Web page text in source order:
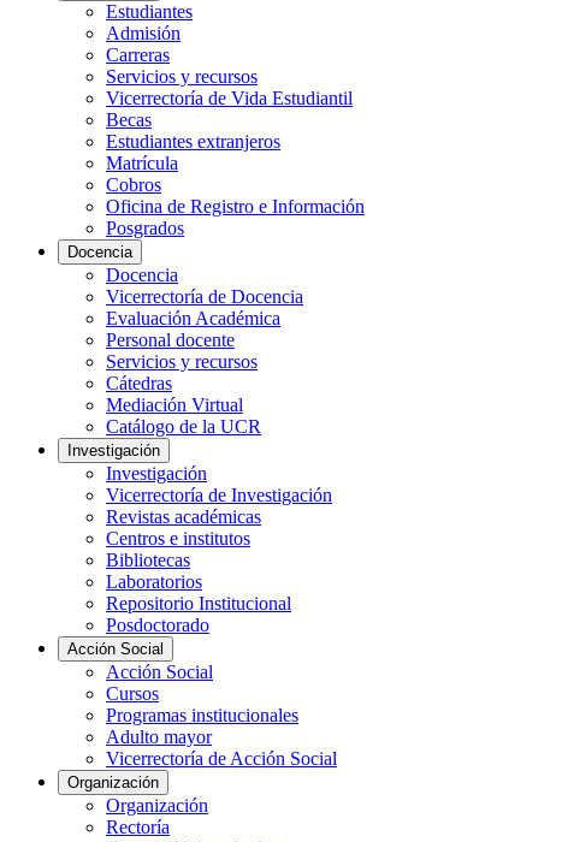
Estudiantes
Admisión
Carreras
Servicios y recursos
Vicerrectoría de Vida Estudiantil
Becas
Estudiantes extranjeros
Matrícula
Cobros
Oficina de Registro e Información
Posgrados
Docencia
Docencia
Vicerrectoría de Docencia
Evaluación Académica
Personal docente
Servicios y recursos
Cátedras
Mediación Virtual
Catálogo de la UCR
Investigación
Investigación
Vicerrectoría de Investigación
Revistas académicas
Centros e institutos
Bibliotecas
Laboratorios
Repositorio Institucional
Posdoctorado
Acción Social
Acción Social
Cursos
Programas institucionales
Adulto mayor
Vicerrectoría de Acción Social
Organización
Organización
Rectoría